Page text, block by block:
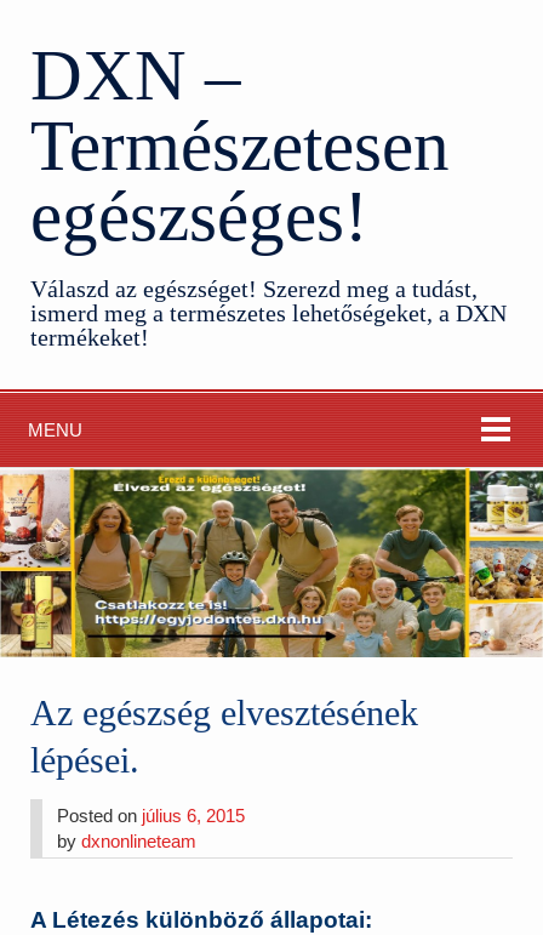
DXN –
Természetesen
egészséges!
Válaszd az egészséget! Szerezd meg a tudást,
ismerd meg a természetes lehetőségeket, a DXN
termékeket!
MENU
Az egészség elvesztésének
lépései.
Posted on július 6, 2015
bydxnonlineteam
A Létezés különböző állapotai: